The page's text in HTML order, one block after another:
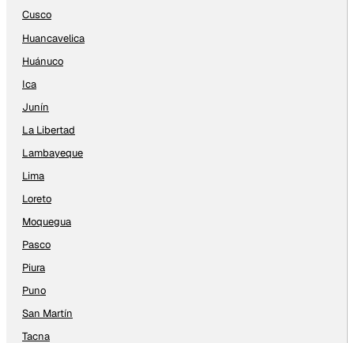
Cusco
Huancavelica
Huánuco
Ica
Junín
La Libertad
Lambayeque
Lima
Loreto
Moquegua
Pasco
Piura
Puno
San Martín
Tacna